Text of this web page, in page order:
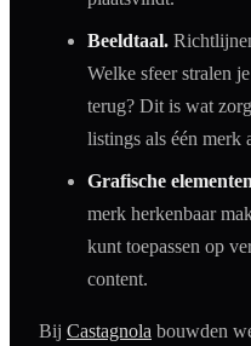
Beeldtaal.
Welke sfeer stralen
terug? Dit is wat
listings als één merk
Grafische
merk herkenbaar
kunt toepassen op
content.
Bij Castagnola bouwden